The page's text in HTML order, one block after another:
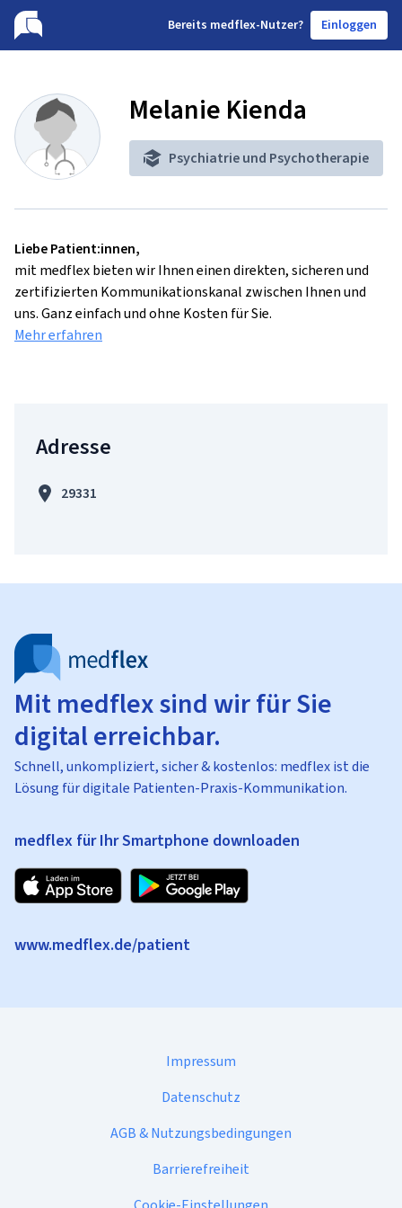
Bereits medflex-Nutzer? Einloggen
Melanie Kienda
Psychiatrie und Psychotherapie
Liebe Patient:innen,
mit medflex bieten wir Ihnen einen direkten, sicheren und
zertifizierten Kommunikationskanal zwischen Ihnen und
uns. Ganz einfach und ohne Kosten für Sie.
Mehr erfahren
Adresse
29331
Mit medflex sind wir für Sie
digital erreichbar.
Schnell, unkompliziert, sicher & kostenlos: medflex ist die
Lösung für digitale Patienten-Praxis-Kommunikation.
medflex für Ihr Smartphone downloaden
www.medflex.de/patient
Impressum
Datenschutz
AGB & Nutzungsbedingungen
Barrierefreiheit